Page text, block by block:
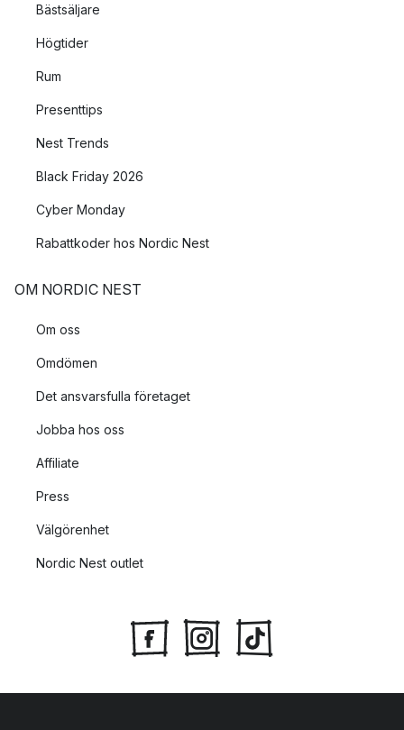
Bästsäljare
Högtider
Rum
Presenttips
Nest Trends
Black Friday 2026
Cyber Monday
Rabattkoder hos Nordic Nest
OM NORDIC NEST
Om oss
Omdömen
Det ansvarsfulla företaget
Jobba hos oss
Affiliate
Press
Välgörenhet
Nordic Nest outlet